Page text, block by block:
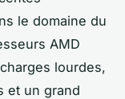
le domaine du
AMD
lourdes,
et un grand